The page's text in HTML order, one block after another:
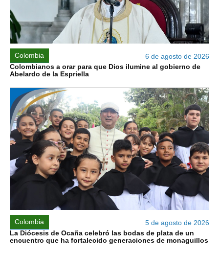
Colombia
6 de agosto de 2026
Colombianos a orar para que Dios ilumine al gobierno de
Abelardo de la Espriella
Colombia
5 de agosto de 2026
La Diócesis de Ocaña celebró las bodas de plata de un
encuentro que ha fortalecido generaciones de monaguillos